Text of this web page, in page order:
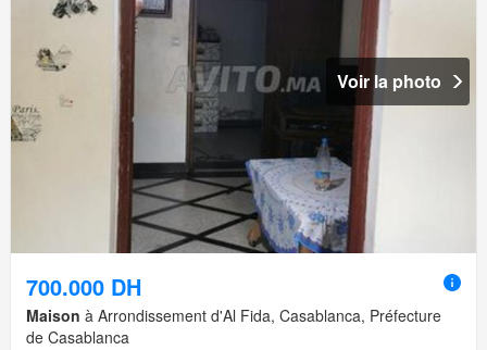
Voir la photo
700.000 DH
Maison à Arrondissement d'Al Fida, Casablanca, Préfecture
de Casablanca